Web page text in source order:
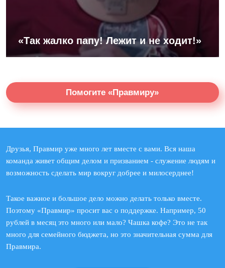
«Так жалко папу! Лежит и не ходит!»
Помогите «Правмиру»
Друзья, Правмир уже много лет вместе с вами. Вся наша
команда живет общим делом и призванием - служение людям и
возможность сделать мир вокруг добрее и милосерднее!
Такое важное и большое дело можно делать только вместе.
Поэтому «Правмир» просит вас о поддержке. Например, 50
рублей в месяц это много или мало? Чашка кофе? Это не так
много для семейного бюджета, но это значительная сумма для
Правмира.